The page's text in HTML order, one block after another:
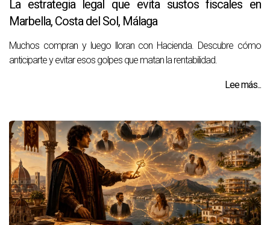
La estrategia legal que evita sustos fiscales en
Marbella, Costa del Sol, Málaga
Muchos compran y luego lloran con Hacienda. Descubre cómo
anticiparte y evitar esos golpes que matan la rentabilidad.
Lee más...